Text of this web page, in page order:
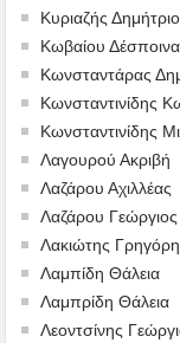
Κυριαζής
Κωβαίου Δέσποινα
Κωνσταντάρας
Κωνσταντινίδης
Κωνσταντινίδης
Λαγουρού Ακριβή
Λαζάρου Αχιλλέας
Λαζάρου Γεώργιος
Λακιώτης
Λαμπίδη Θάλεια
Λαμπρίδη Θάλεια
Λεοντσίνης